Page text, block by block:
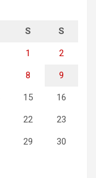
S S
1 2
8 9
15 16
22 23
29 30